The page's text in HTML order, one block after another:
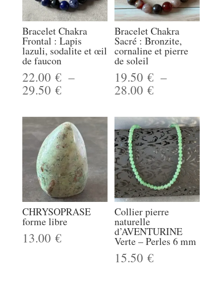
Bracelet Chakra
Frontal : Lapis
lazuli, sodalite et œil
de faucon
22.00 € –
29.50 €Plage
prix :
22.00 €
à
29.50 €
Bracelet Chakra
Sacré : Bronzite,
cornaline et pierre
de soleil
19.50€ –
28.00€Plage
prix :
19.50 €
à
28.00 €
CHRYSOPRASE
forme libre
13.00 €
Collier pierre
naturelle
d’AVENTURINE
Verte – Perles 6 mm
15.50€